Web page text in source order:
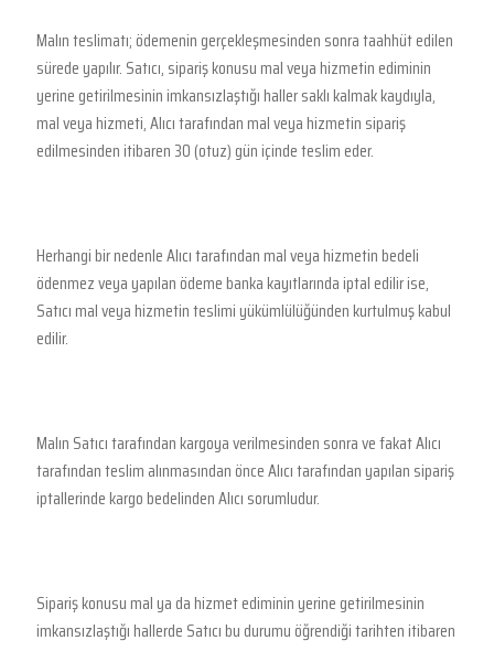
Malın teslimatı; ödemenin gerçekleşmesinden sonra taahhüt edilen
sürede yapılır. Satıcı, sipariş konusu mal veya hizmetin ediminin
yerine getirilmesinin imkansızlaştığı haller saklı kalmak kaydıyla,
mal veya hizmeti, Alıcı tarafından mal veya hizmetin sipariş
edilmesinden itibaren 30 (otuz) gün içinde teslim eder.
Herhangi bir nedenle Alıcı tarafından mal veya hizmetin bedeli
ödenmez veya yapılan ödeme banka kayıtlarında iptal edilir ise,
Satıcı mal veya hizmetin teslimi yükümlülüğünden kurtulmuş kabul
edilir.
Malın Satıcı tarafından kargoya verilmesinden sonra ve fakat Alıcı
tarafından teslim alınmasından önce Alıcı tarafından yapılan sipariş
iptallerinde kargo bedelinden Alıcı sorumludur.
Sipariş konusu mal ya da hizmet ediminin yerine getirilmesinin
imkansızlaştığı hallerde Satıcı bu durumu öğrendiği tarihten itibaren